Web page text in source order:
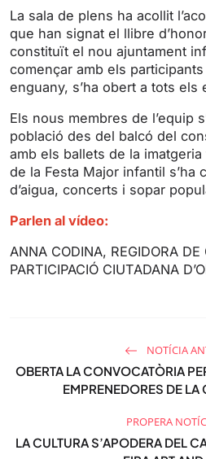
La sala de plens ha acollit
que han signat el llibre
constituït el nou ajuntament
començar amb els
enguany, s’ha obert a tots els
Els nous membres de l’equip
població des del balcó del
amb els ballets de la
de la Festa Major infantil s’ha
d’aigua, concerts i sopar
Parlen al vídeo:
ANNA CODINA, REGIDORA DE
PARTICIPACIÓ CIUTADANA
NOTÍCIA
OBERTA LA CONVOCATÒRIA
EMPRENEDORES DE
PROPERA
LA CULTURA S’APODERA DEL